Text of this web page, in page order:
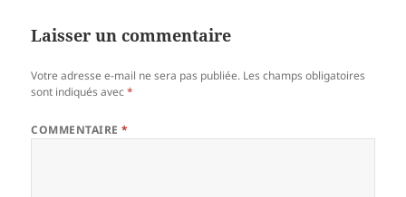
Laisser un commentaire
Votre adresse e-mail ne sera pas publiée. Les champs obligatoires
sont indiqués avec*
COMMENTAIRE*